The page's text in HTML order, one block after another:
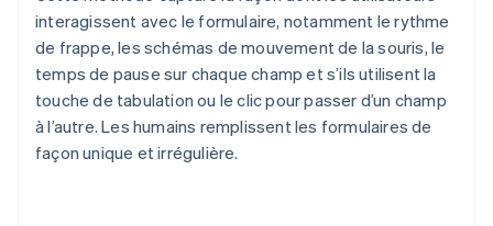
interagissent avec le formulaire, notamment le rythme
de frappe, les schémas de mouvement de la souris, le
temps de pause sur chaque champ et s’ils utilisent la
touche de tabulation ou le clic pour passer d’un champ
à l’autre. Les humains remplissent les formulaires de
façon unique et irrégulière.